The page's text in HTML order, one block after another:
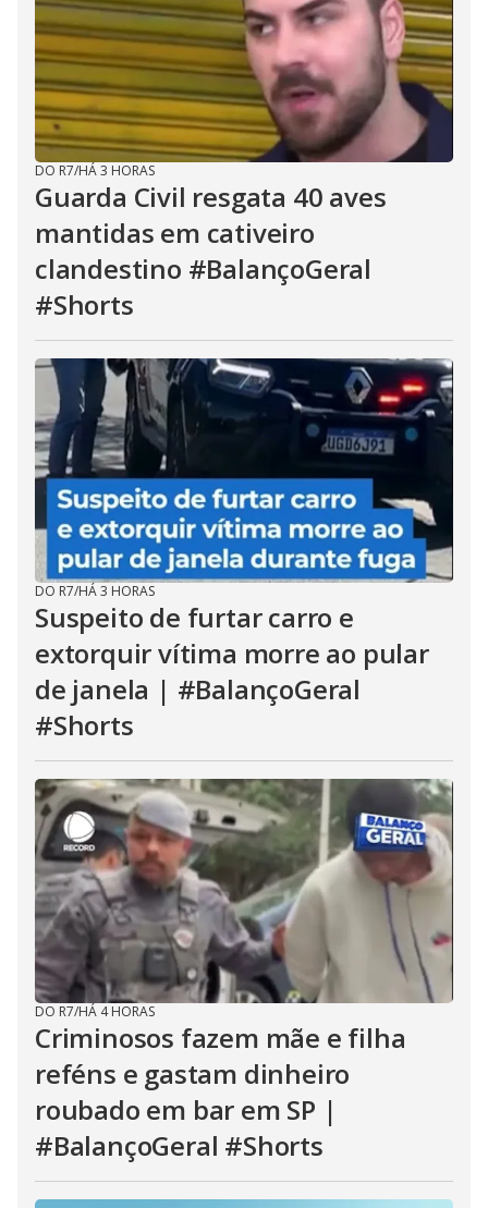
DO R7/HÁ 3 HORAS
Guarda Civil resgata 40 aves
mantidas em cativeiro
clandestino #BalançoGeral
#Shorts
DO R7/HÁ 3 HORAS
Suspeito de furtar carro e
extorquir vítima morre ao pular
de janela | #BalançoGeral
#Shorts
DO R7/HÁ 4 HORAS
Criminosos fazem mãe e filha
reféns e gastam dinheiro
roubado em bar em SP |
#BalançoGeral #Shorts